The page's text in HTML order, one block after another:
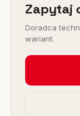
Zapytaj
Doradca
wariant.